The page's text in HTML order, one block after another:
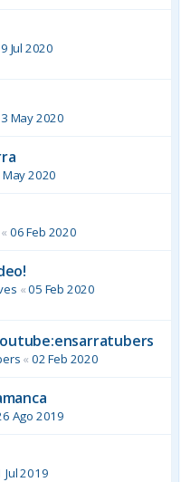
Jul 2020
May 2020
May 2020
06 Feb 2020
«05 Feb 2020
«02 Feb 2020
Ago 2019
Jul 2019